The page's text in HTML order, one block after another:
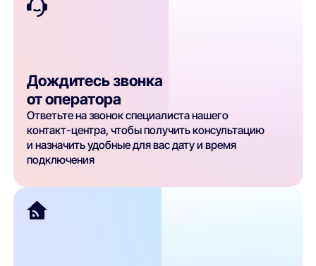
Дождитесь звонка
от оператора
Ответьте на звонок специалиста нашего
контакт-центра, чтобы получить консультацию
и назначить удобные для вас дату и время
подключения